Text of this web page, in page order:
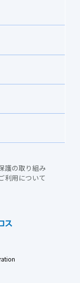
護の取り組み
利用について